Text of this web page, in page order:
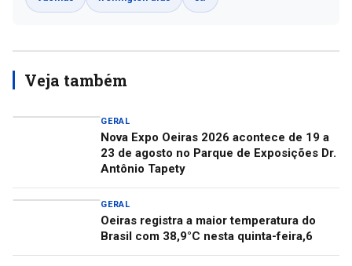
Veja também
GERAL
Nova Expo Oeiras 2026 acontece de 19 a
23 de agosto no Parque de Exposições Dr.
Antônio Tapety
GERAL
Oeiras registra a maior temperatura do
Brasil com 38,9°C nesta quinta-feira,6